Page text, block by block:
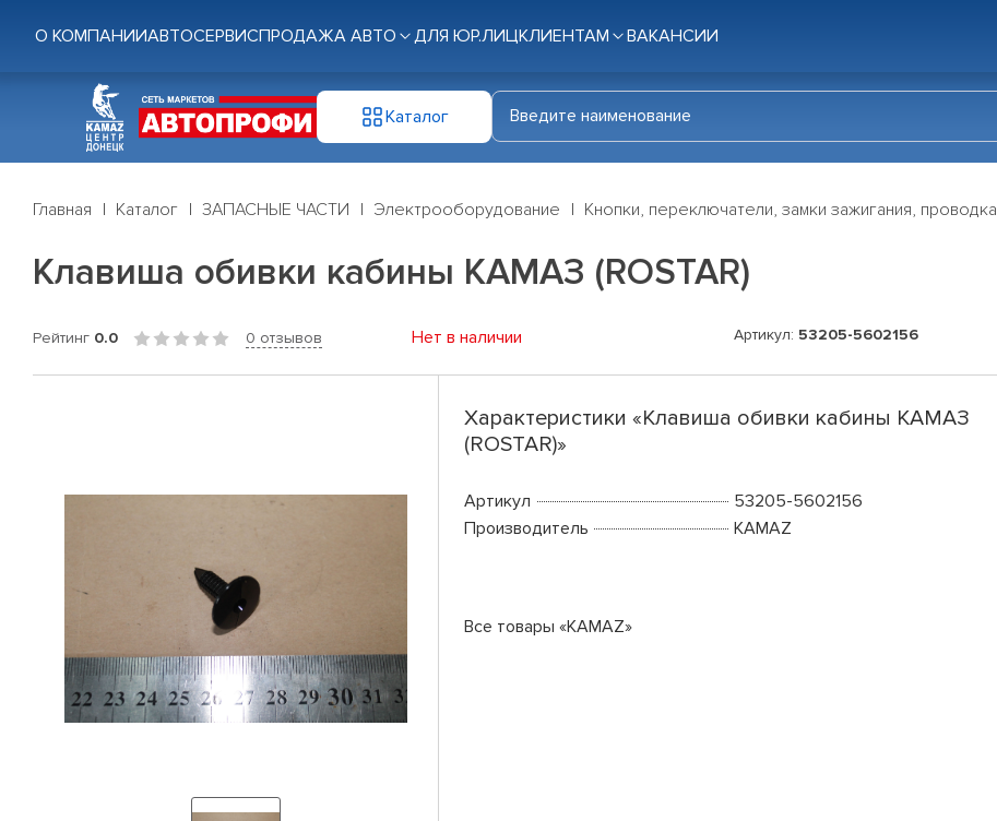
О КОМПАНИИАВТОСЕРВИСПРОДАЖА АВТО ДЛЯ ЮР.ЛИЦКЛИЕНТАМ ВАКАНСИИ
Каталог
Главная Каталог ЗАПАСНЫЕ ЧАСТИ Электрооборудование Кнопки, переключатели, замки зажигания, проводка
Клавиша обивки кабины КАМАЗ (ROSTAR)
Рейтинг 0.0 0 отзывов Нет в наличии Артикул: 53205-5602156
Характеристики «Клавиша обивки кабины КАМАЗ
(ROSTAR)»
Артикул
53205-5602156
Производитель
KAMAZ
Все товары «KAMAZ»